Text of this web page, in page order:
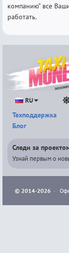
компанию” все
работать.
RU
Техподдержка
Блог
Следи за
Узнай первым о
© 2014-2026 ·